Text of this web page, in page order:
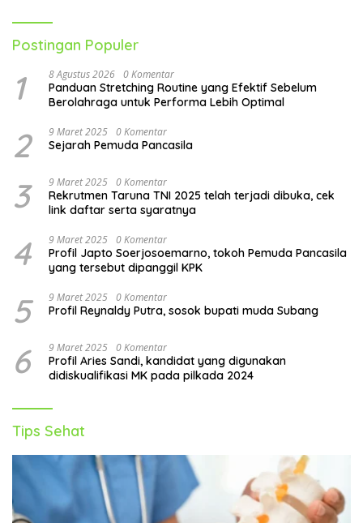
Postingan Populer
1 8 Agustus 2026 0 Komentar
Panduan Stretching Routine yang Efektif Sebelum
Berolahraga untuk Performa Lebih Optimal
2 9 Maret 2025 0 Komentar
Sejarah Pemuda Pancasila
3 9 Maret 2025 0 Komentar
Rekrutmen Taruna TNI 2025 telah terjadi dibuka, cek
link daftar serta syaratnya
4 9 Maret 2025 0 Komentar
Profil Japto Soerjosoemarno, tokoh Pemuda Pancasila
yang tersebut dipanggil KPK
5 9 Maret 2025 0 Komentar
Profil Reynaldy Putra, sosok bupati muda Subang
6 9 Maret 2025 0 Komentar
Profil Aries Sandi, kandidat yang digunakan
didiskualifikasi MK pada pilkada 2024
Tips Sehat